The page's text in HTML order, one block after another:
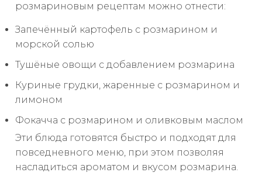
розмариновым рецептам можно отнести:
Запечённый картофель с розмарином и
морской солью
Тушёные овощи с добавлением розмарина
Куриные грудки, жаренные с розмарином и
лимоном
Фокачча с розмарином и оливковым маслом
Эти блюда готовятся быстро и подходят для
повседневного меню, при этом позволяя
насладиться ароматом и вкусом розмарина.